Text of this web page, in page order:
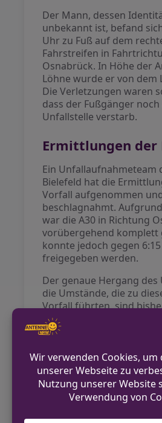
Der Mann, dessen
unbekannt ist, befand
Uhr zu Fuß auf dem
Fahrstreifen in
Osnabrück. In Höhe der
Löhne wurde er von dem
Die Verletzungen waren
dass der Fußgänger
Unfallstelle verstarb.
Ermittlungen der
Ein Unfallaufnahmeteam
Bielefeld hat die
Vorfall aufgenommen
beschlagnahmt.
war die A30 in Richtung
vorübergehend komplett
konnte jedoch gegen
freigegeben werden.
Der genaue Hergang des
die Umstände, die zu
Vorfall führten, sind
Für weitere
VORHERIGER BEITRAG
Landwirt aus Lippe wehrt